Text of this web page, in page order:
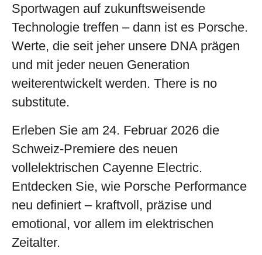
Sportwagen auf zukunftsweisende
Technologie treffen – dann ist es Porsche.
Werte, die seit jeher unsere DNA prägen
und mit jeder neuen Generation
weiterentwickelt werden. There is no
substitute.
Erleben Sie am 24. Februar 2026 die
Schweiz-Premiere des neuen
vollelektrischen Cayenne Electric.
Entdecken Sie, wie Porsche Performance
neu definiert – kraftvoll, präzise und
emotional, vor allem im elektrischen
Zeitalter.